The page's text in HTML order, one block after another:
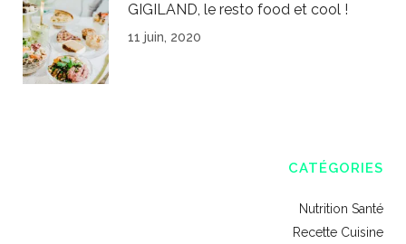
GIGILAND, le resto food et cool !
11 juin, 2020
CATÉGORIES
Nutrition Santé
Recette Cuisine